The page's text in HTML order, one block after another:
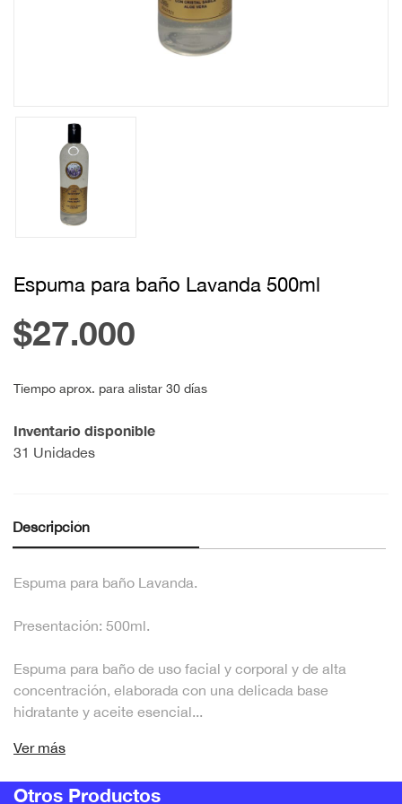
Espuma para baño Lavanda 500ml
$27.000
Tiempo aprox. para alistar 30 días
Inventario disponible
31 Unidades
Descripción
Espuma para baño Lavanda.
Presentación: 500ml.
Espuma para baño de uso facial y corporal y de alta
concentración, elaborada con una delicada base
hidratante y aceite esencial...
Ver más
Otros Productos